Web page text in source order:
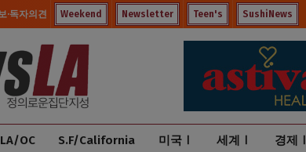
·독자의견 Weekend Newsletter Teen's SushiNews
LA/OC S.F/California 미국Ⅰ 세계Ⅰ 경제Ⅰ